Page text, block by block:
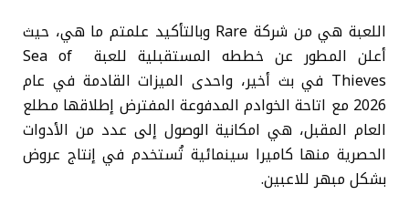
اللعبة هي من شركة Rare وبالتأكيد علمتم ما هي، حيث
أعلن المطور عن خططه المستقبلية للعبة Sea of ​​
Thieves في بث أخير، واحدى الميزات القادمة في عام
2026 مع اتاحة الخوادم المدفوعة المفترض إطلاقها مطلع
العام المقبل، هي امكانية الوصول إلى عدد من الأدوات
الحصرية منها كاميرا سينمائية تُستخدم في إنتاج عروض
بشكل مبهر للاعبين.